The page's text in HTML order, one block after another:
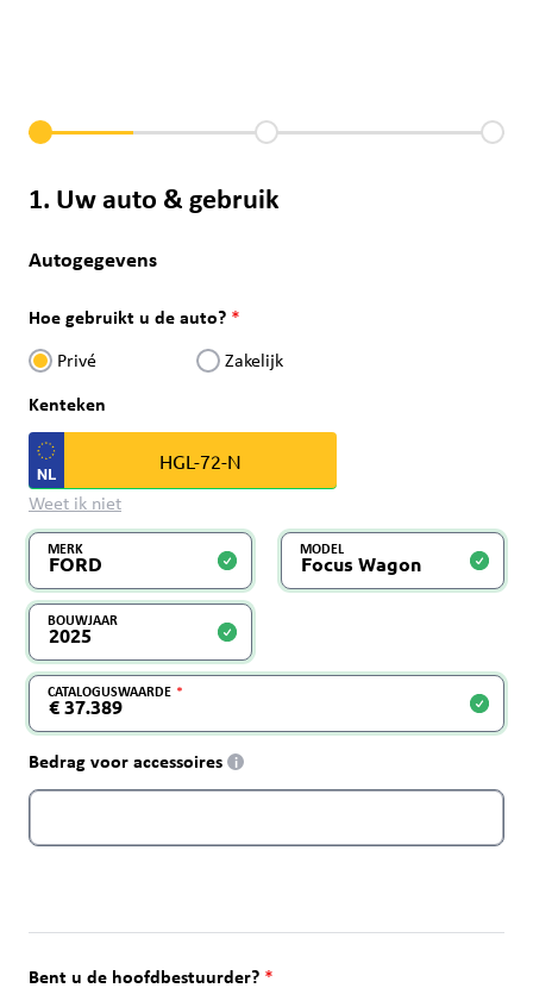
1. Uw auto & gebruik
Autogegevens
Hoe gebruikt u de auto?
Privé Zakelijk
Kenteken
Weet ik niet
MERK MODEL
BOUWJAAR
CATALOGUSWAARDE
Bedrag voor accessoires i
Bent u de hoofdbestuurder?